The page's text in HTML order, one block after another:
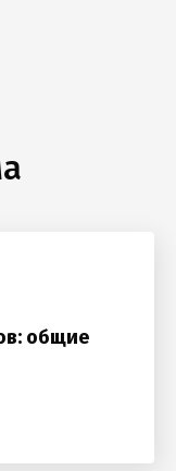
общие